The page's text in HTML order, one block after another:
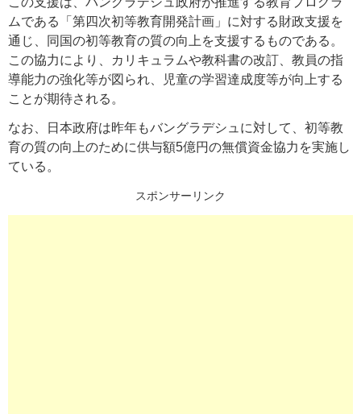
ムである「第四次初等教育開発計画」に対する財政支援を
通じ、同国の初等教育の質の向上を支援するものである。
この協力により、カリキュラムや教科書の改訂、教員の指
導能力の強化等が図られ、児童の学習達成度等が向上する
ことが期待される。
なお、日本政府は昨年もバングラデシュに対して、初等教
育の質の向上のために供与額5億円の無償資金協力を実施し
ている。
スポンサーリンク